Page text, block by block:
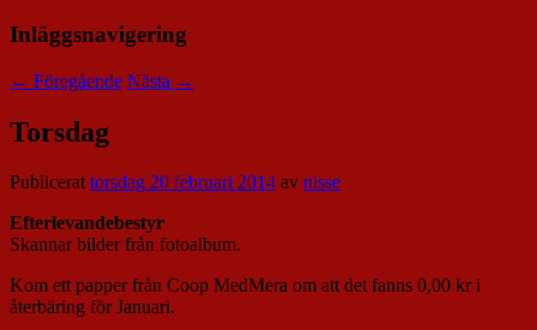
Inläggsnavigering
← Föregående Nästa →
Torsdag
Publicerattorsdag 20 februari 2014 av nisse
Efterlevandebestyr
Skannar bilder från fotoalbum.
Kom ett papper från Coop MedMera om att det fanns 0,00 kr i
återbäring för Januari.